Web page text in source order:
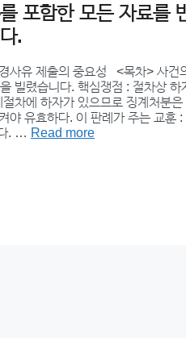
포함한 모든 자료를
.
사유 제출의 중요성 <목차> 사건
빌렸습니다. 핵심쟁점 : 절차상 하
차에 하자가 있으므로 징계처분은
야 유효하다. 이 판례가 주는 교훈 :
. … Read more